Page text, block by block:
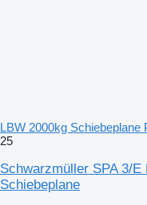
LBW 2000kg Schiebeplane
25
Schwarzmüller SPA 3/
Schiebeplane